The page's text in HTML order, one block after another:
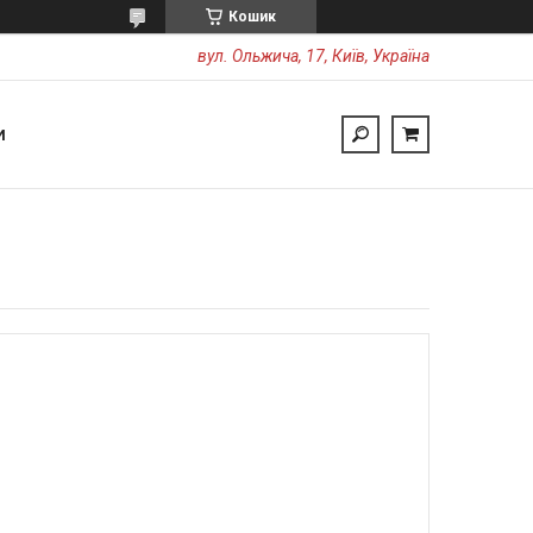
Кошик
вул. Ольжича, 17, Київ, Україна